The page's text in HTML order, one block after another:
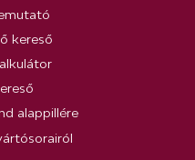
kereső
alappillére